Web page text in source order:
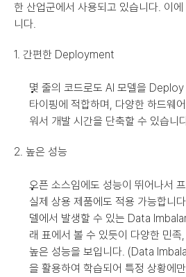
한 산업군에서 사용되고 있습니다. 이
니다.
1. 간편한 Deployment
몇 줄의 코드로도 AI 모델을
타이핑에 적합하며, 다양한 하드웨
워서 개발 시간을 단축할 수 있습니
2. 높은 성능
오픈 소스임에도 성능이 뛰어나서
실제 상용 제품에도 적용 가능합니
델에서 발생할 수 있는 Data
래 표에서 볼 수 있듯이 다양한 민
높은 성능을 보입니다. (Data
을 활용하여 학습되어 특정 상황에